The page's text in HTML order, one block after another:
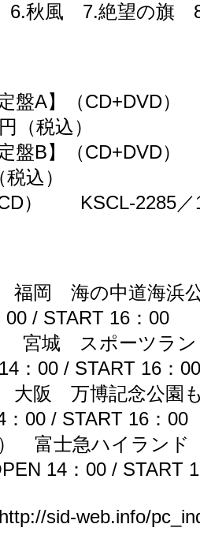
6.秋風 7.絶望の旗
定盤A】（CD+DVD
（税込）
定盤B】（CD+DVD）
込）
CD） KSCL-2285／
岡 海の中道海浜
/ START 16：00
城 スポーツラン
：00 / START 16：00
阪 万博記念公園も
00 / START 16：00
） 富士急ハイラン
14：00 / START
sid-web.info/